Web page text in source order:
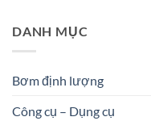
DANH MỤC
Bơm định lượng
Công cụ – Dụng cụ